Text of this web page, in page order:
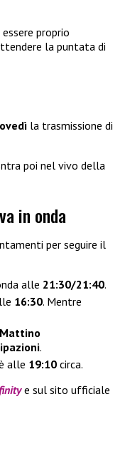
proprio
la puntata di
la trasmissione di
poi nel vivo della
in onda
per seguire il
alle 21:30/21:40.
16:30. Mentre
Mattino
.
è alle 19:10 circa.
e sul sito ufficiale